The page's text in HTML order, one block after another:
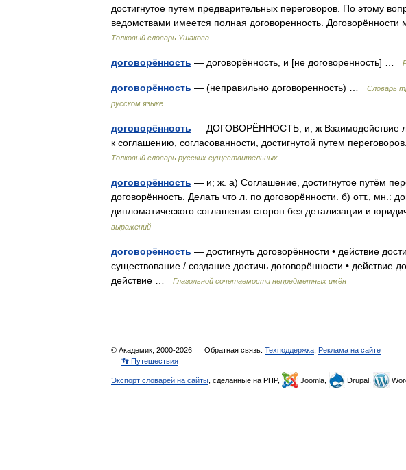
достигнутое путем предварительных переговоров. По этому
ведомствами имеется полная договоренность.
Толковый словарь Ушакова
договорённость — договорённость, и [не договоренность] …
договорённость — (неправильно договоренность) …
Словарь
русском языке
договорённость — ДОГОВОРЁННОСТЬ, и, ж Взаимодействие
к соглашению, согласованности, достигнутой путем
Толковый словарь русских существительных
договорённость — и; ж. а) Соглашение, достигнутое путём
договорённость. Делать что л. по договорённости. б) отт., мн.:
дипломатического соглашения сторон без детализации и
выражений
договорённость — достигнуть договорённости • действие
существование / создание достичь договорённости • действие
действие …
Глагольной сочетаемости непредметных имён
© Академик, 2000-2026 Обратная связь: Техподдержка Реклама на сайте
👣 Путешествия
Экспорт словарей на сайты , сделанные на PHP, Joomla, Drupal,